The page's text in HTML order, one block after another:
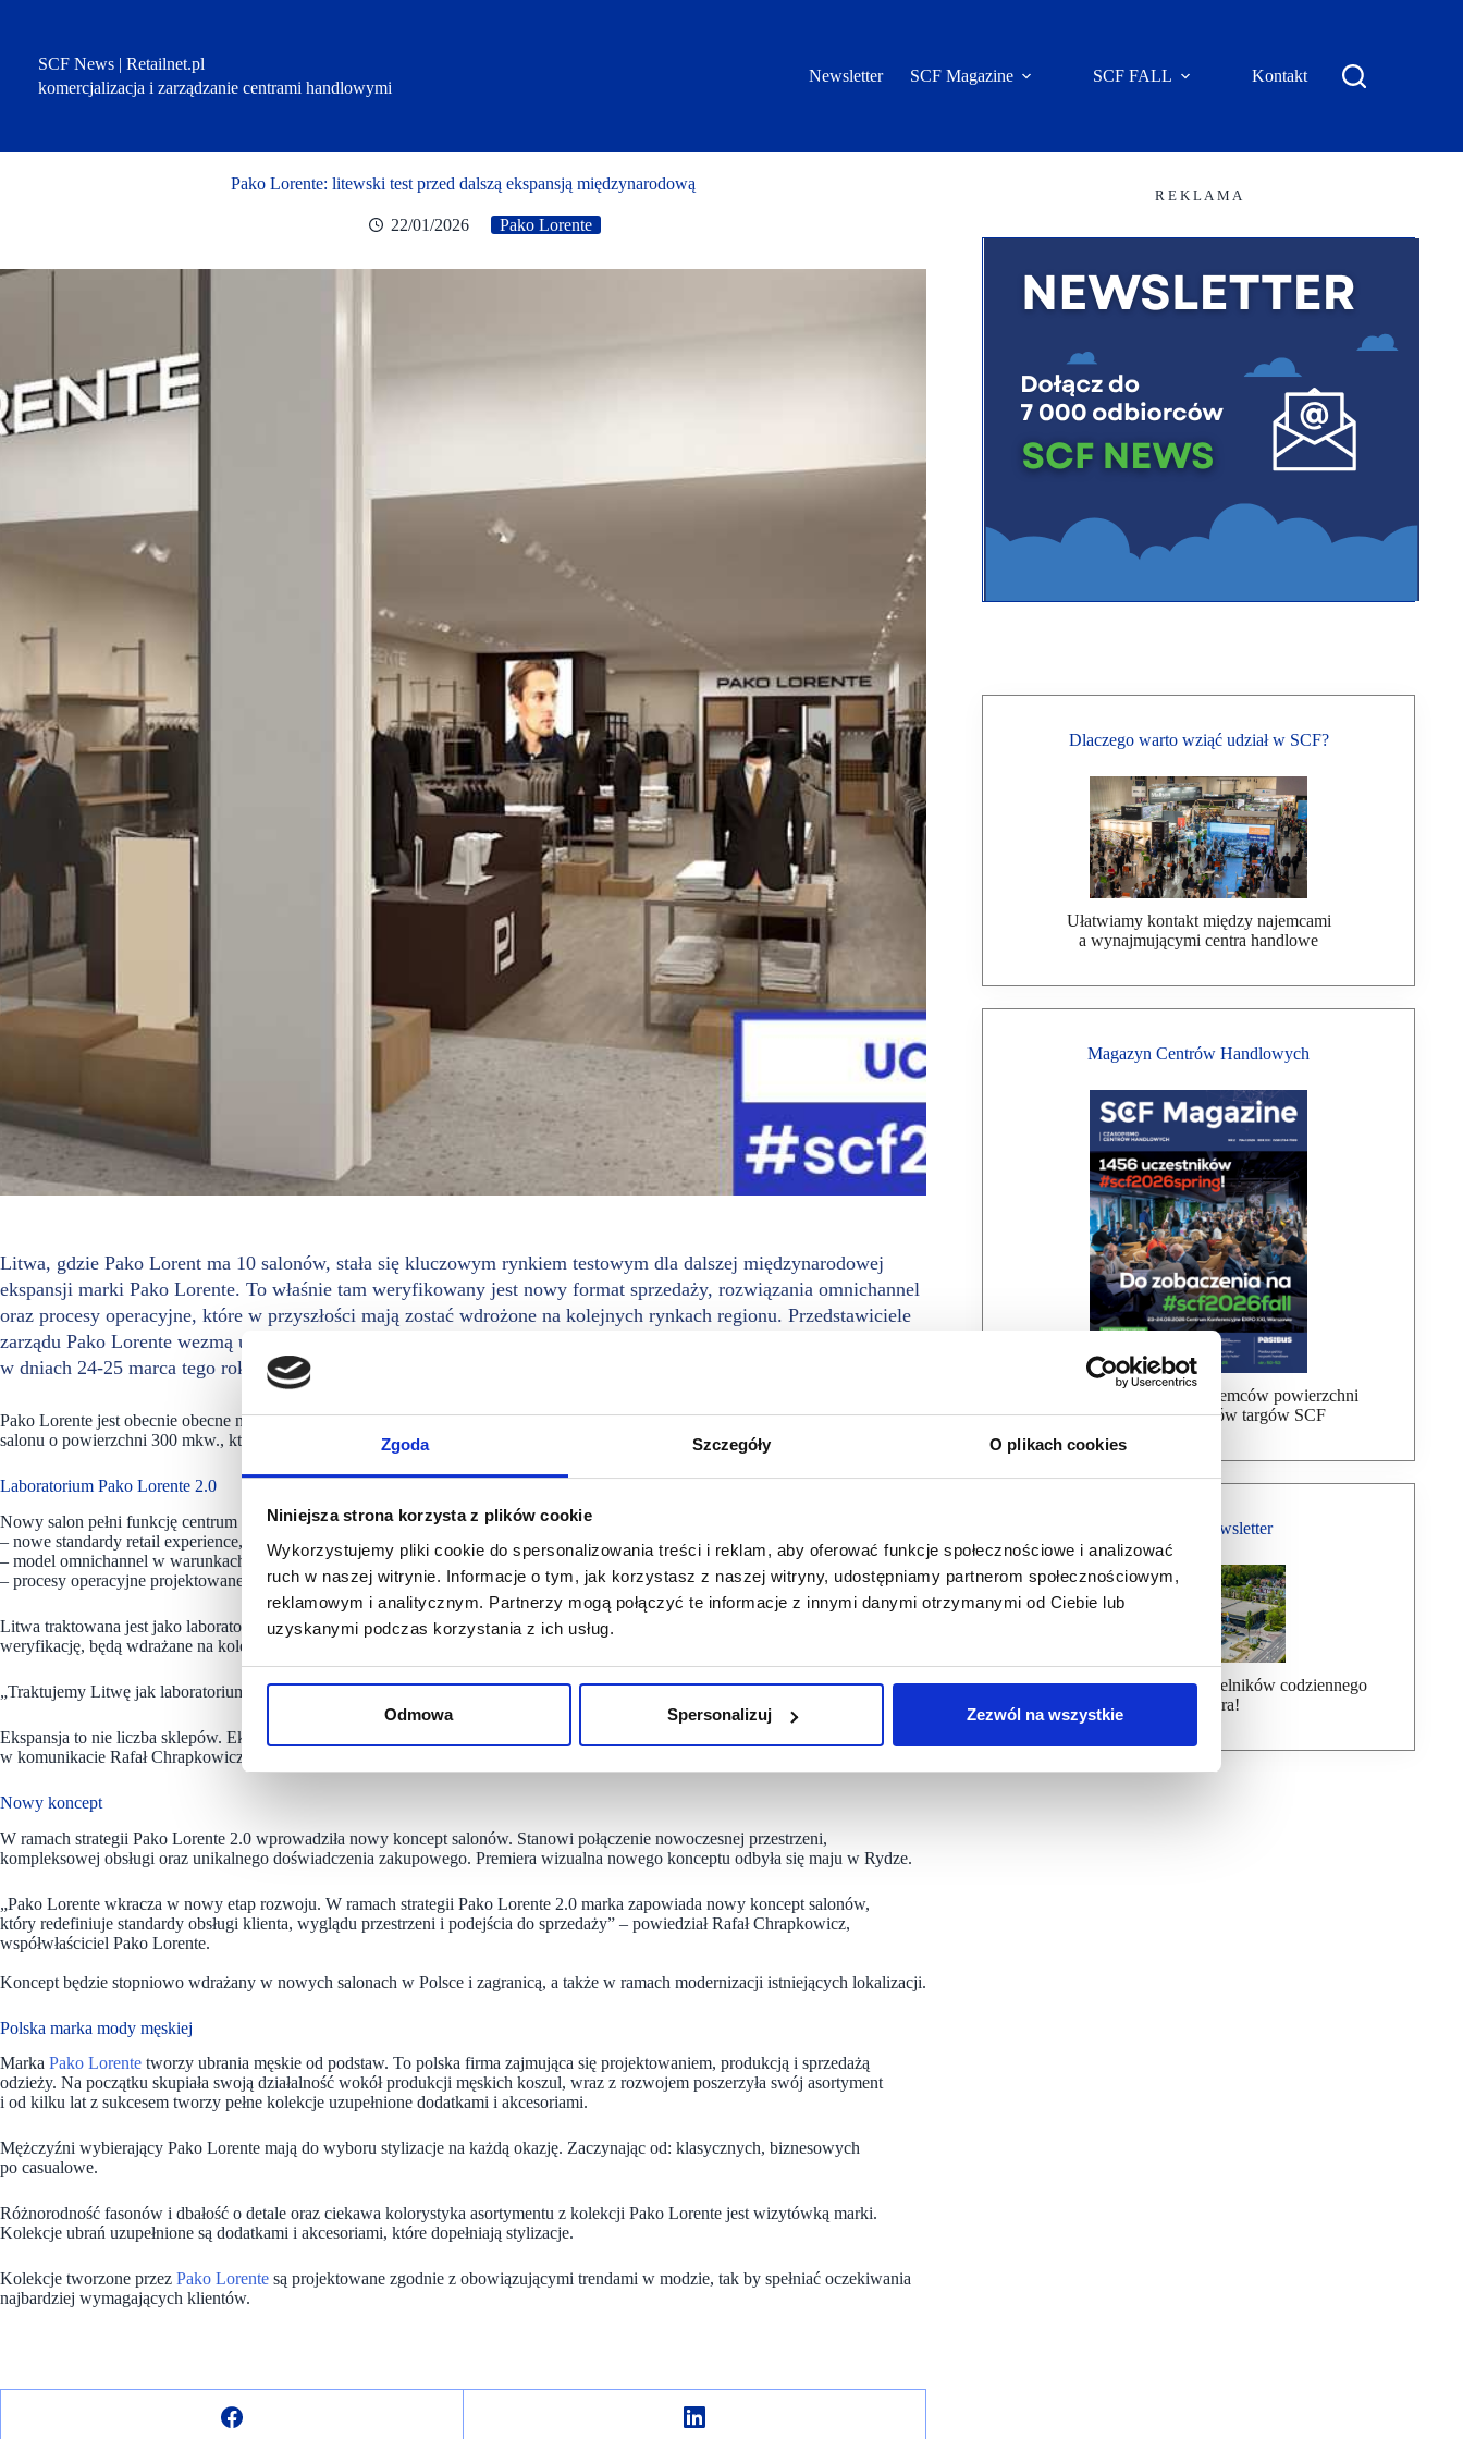
Zgoda Szczegóły O plikach cookies
Niniejsza strona korzysta z plików cookie
Wykorzystujemy pliki cookie do spersonalizowania treści i reklam, aby oferować funkcje społecznościowe i analizować
ruch w naszej witrynie. Informacje o tym, jak korzystasz z naszej witryny, udostępniamy partnerom społecznościowym,
reklamowym i analitycznym. Partnerzy mogą połączyć te informacje z innymi danymi otrzymanymi od Ciebie lub
uzyskanymi podczas korzystania z ich usług.
Odmowa Spersonalizuj Zezwól na wszystkie
SCF News | Retailnet.pl
komercjalizacja i zarządzanie centrami handlowymi
Newsletter SCF Magazine SCF FALL Kontakt
Pako Lorente: litewski test przed dalszą ekspansją międzynarodową
22/01/2026 Pako Lorente
Litwa, gdzie Pako Lorent ma 10 salonów, stała się kluczowym rynkiem testowym dla dalszej międzynarodowej
ekspansji marki Pako Lorente. To właśnie tam weryfikowany jest nowy format sprzedaży, rozwiązania omnichannel
oraz procesy operacyjne, które w przyszłości mają zostać wdrożone na kolejnych rynkach regionu. Przedstawiciele
zarządu Pako Lorente wezmą udział w targach #scf2026spring, które odbędą się na stadionie Legii Warszawa
w dniach 24-25 marca tego roku.
Pako Lorente jest obecnie obecne na Litwie z siecią 10 salonów. Kolejnym krokiem rozwoju jest budowa flagowego, testowego
salonu o powierzchni 300 mkw., który ma pełnić rolę wzorcowego formatu dla ekspansji zagranicznej.
Laboratorium Pako Lorente 2.0
Nowy salon pełni funkcję centrum testowego, w którym weryfikowane są:
– nowe standardy retail experience,
– model omnichannel w warunkach rynku zagranicznego,
– procesy operacyjne projektowane z myślą o dalszym skalowaniu.
Litwa traktowana jest jako laboratorium dla konceptu Pako Lorente 2.0 – wszystkie rozwiązania, które przejdą pozytywną
weryfikację, będą wdrażane na kolejnych rynkach w regionie Europy Środkowo-Wschodniej.
„Traktujemy Litwę jak laboratorium dla Pako Lorente 2.0 – wszystko, co zadziała, będziemy replikować dalej w regionie.
Ekspansja to nie liczba sklepów. Ekspansja to powtarzalny system, który działa w różnych kulturach i na różnych rynkach” – napisał
w komunikacie Rafał Chrapkowicz, współwłaściciel Pako Lorente.
Nowy koncept
W ramach strategii Pako Lorente 2.0 wprowadziła nowy koncept salonów. Stanowi połączenie nowoczesnej przestrzeni,
kompleksowej obsługi oraz unikalnego doświadczenia zakupowego. Premiera wizualna nowego konceptu odbyła się maju w Rydze.
„Pako Lorente wkracza w nowy etap rozwoju. W ramach strategii Pako Lorente 2.0 marka zapowiada nowy koncept salonów,
który redefiniuje standardy obsługi klienta, wyglądu przestrzeni i podejścia do sprzedaży” – powiedział Rafał Chrapkowicz,
współwłaściciel Pako Lorente.
Koncept będzie stopniowo wdrażany w nowych salonach w Polsce i zagranicą, a także w ramach modernizacji istniejących lokalizacji.
Polska marka mody męskiej
Marka Pako Lorente tworzy ubrania męskie od podstaw. To polska firma zajmująca się projektowaniem, produkcją i sprzedażą
odzieży. Na początku skupiała swoją działalność wokół produkcji męskich koszul, wraz z rozwojem poszerzyła swój asortyment
i od kilku lat z sukcesem tworzy pełne kolekcje uzupełnione dodatkami i akcesoriami.
Mężczyźni wybierający Pako Lorente mają do wyboru stylizacje na każdą okazję. Zaczynając od: klasycznych, biznesowych
po casualowe.
Różnorodność fasonów i dbałość o detale oraz ciekawa kolorystyka asortymentu z kolekcji Pako Lorente jest wizytówką marki.
Kolekcje ubrań uzupełnione są dodatkami i akcesoriami, które dopełniają stylizacje.
Kolekcje tworzone przez Pako Lorente są projektowane zgodnie z obowiązującymi trendami w modzie, tak by spełniać oczekiwania
najbardziej wymagających klientów.
R E K L A M A
Dlaczego warto wziąć udział w SCF?
Ułatwiamy kontakt między najemcami
a wynajmującymi centra handlowe
Magazyn Centrów Handlowych
Bezpłatna wysyłka dla najemców powierzchni
handlowej, uczestników targów SCF
Bezpłatny Newsletter
Dołącz do ponad 7000 czytelników codziennego
newslettera!